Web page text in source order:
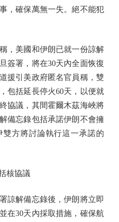
，確保萬無一失。絕不能犯
美國和伊朗已就一份諒解
簽署，將在30天內全面恢復
援引美政府匿名官員稱，雙
包括延長停火60天，以便就
協議，其間霍爾木茲海峽將
備忘錄包括承諾伊朗不會擁
方將討論執行這一承諾的
核協議
解備忘錄後，伊朗將立即
在30天內採取措施，確保航